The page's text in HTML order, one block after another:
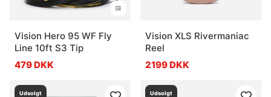
Vision Hero 95 WF Fly
Line 10ft S3 Tip
479 DKK
Vision XLS Rivermaniac
Reel
2199 DKK
Udsolgt Udsolgt